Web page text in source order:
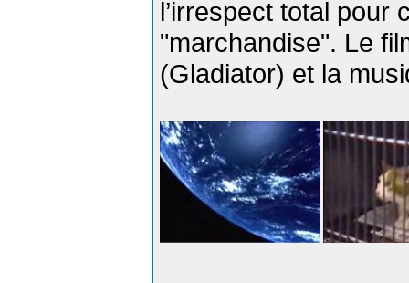
l’irrespect total pour
"marchandise". Le
(Gladiator) et la